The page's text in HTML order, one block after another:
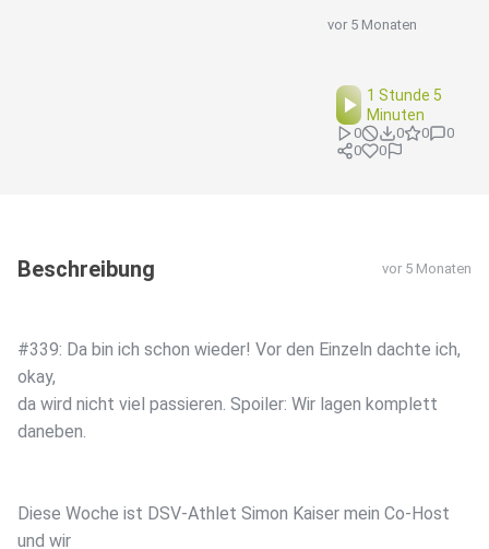
vor 5 Monaten
1 Stunde 5
Minuten
0 0 0
0
0
0
Beschreibung vor 5 Monaten
#339: Da bin ich schon wieder! Vor den Einzeln dachte ich,
okay,
da wird nicht viel passieren. Spoiler: Wir lagen komplett
daneben.
Diese Woche ist DSV-Athlet Simon Kaiser mein Co-Host
und wir